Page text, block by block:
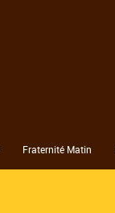
Fraternité Matin